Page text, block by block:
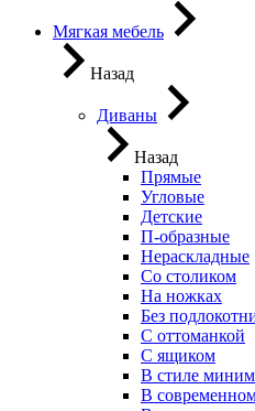
Мягкая мебель
Назад
Диваны
Назад
Прямые
Угловые
Детские
П-образные
Нераскладные
Со столиком
На ножках
Без
С оттоманкой
С ящиком
В стиле
В